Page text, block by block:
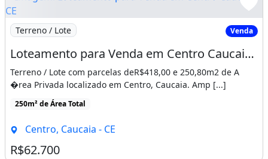
Imagem: Loteamento para Venda em Centro Caucaia-CE
Terreno / Lote Venda
Loteamento para Venda em Centro Caucaia-CE
Terreno / Lote com parcelas deR$418,00 e 250,80m2 de A
�rea Privada localizado em Centro, Caucaia. Amp [...]
250m² de Área Total
Centro, Caucaia - CE
R$62.700